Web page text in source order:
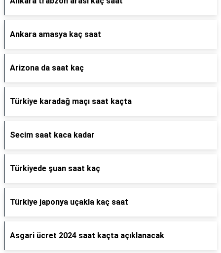
Ankara amasya kaç saat
Arizona da saat kaç
Türkiye karadağ maçı saat kaçta
Secim saat kaca kadar
Türkiyede şuan saat kaç
Türkiye japonya uçakla kaç saat
Asgari ücret 2024 saat kaçta açıklanacak